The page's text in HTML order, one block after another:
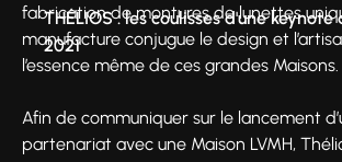
THÉLIOS : les coulisses d'une
2021
fabrication de montures de lunettes
manufacture conjugue le design et
l’essence même de ces grandes Maisons.
Afin de communiquer sur le lancement
partenariat avec une Maison LVMH,